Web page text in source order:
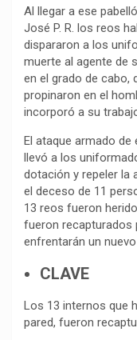
Al llegar a ese
José P. R. los reos
dispararon a los
muerte al agente de
en el grado de cabo,
propinaron en el
incorporó a su
El ataque armado
llevó a los
dotación y repeler la
el deceso de 11
13 reos fueron
fueron recapturados
enfrentarán un
CLAVE
Los 13 internos que
pared, fueron